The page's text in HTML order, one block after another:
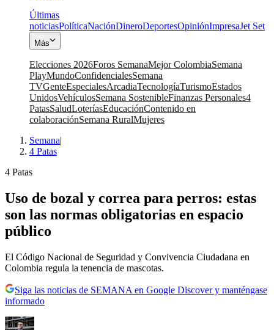
Últimas
noticiasPolíticaNaciónDineroDeportesOpiniónImpresaJet Set
Más
Elecciones 2026Foros SemanaMejor ColombiaSemana
PlayMundoConfidencialesSemana
TVGenteEspecialesArcadiaTecnologíaTurismoEstados
UnidosVehículosSemana SostenibleFinanzas Personales4
PatasSaludLoteríasEducaciónContenido en
colaboraciónSemana RuralMujeres
Semana|
4 Patas
4 Patas
Uso de bozal y correa para perros: estas
son las normas obligatorias en espacio
público
El Código Nacional de Seguridad y Convivencia Ciudadana en
Colombia regula la tenencia de mascotas.
Siga las noticias de SEMANA en Google Discover y manténgase
informado